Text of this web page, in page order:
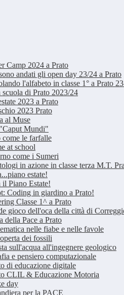
Camp 2024 a Prato
andati gli open day 23/24 a Prato
l'alfabeto in classe 1° a Prato
di Prato 2023/24
2023 a Prato
2023 Prato
al Muse
Mundi"
le farfalle
at school
come i Sumeri
in azione in classe terza M.T.
estate!
Piano Estate!
Coding in giardino a Prato!
Classe 1^ a Prato
gioco dell'oca della città di
della Pace a Prato
nelle fiabe e nelle favole
dei fossili
sull'acqua all'ingegnere geologico
e pensiero computazionale
di educazione digitale
CLIL & Educazione Motoria
day
per la PACE